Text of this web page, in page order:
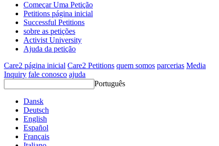
Começar Uma Petição
Petitions página inicial
Successful Petitions
sobre as petições
Activist University
Ajuda da petição
Care2 página inicial Care2 Petitions quem somos parcerias Media
Inquiry fale conosco ajuda
Português
Dansk
Deutsch
English
Español
Français